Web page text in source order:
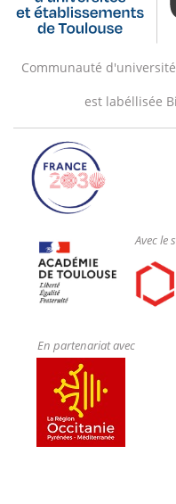
Communauté
est labéllisée
Avec le
En partenariat avec